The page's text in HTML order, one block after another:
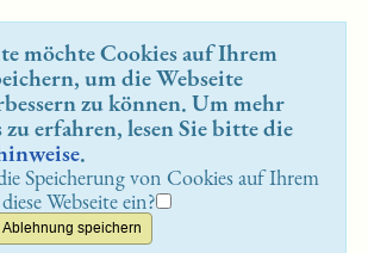
möchte Cookies auf Ihrem
um die Webseite
zu können. Um mehr
erfahren, lesen Sie bitte die
.
Speicherung von Cookies auf Ihrem
Webseite ein?